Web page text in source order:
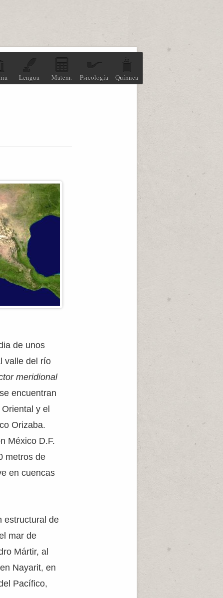
Lengua Matem. Psicología Química
de unos
valle del río
meridional
encuentran
y el
Orizaba.
México D.F.
metros de
en cuencas
estructural de
mar de
Mártir, al
Nayarit, en
Pacífico,